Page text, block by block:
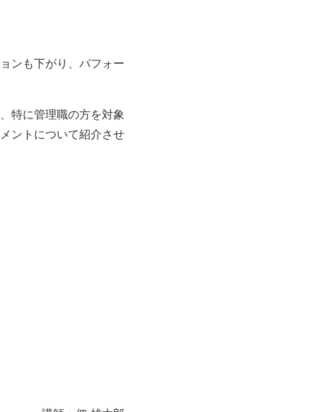
ンも下がり、パフォー
特に管理職の方を対象
ントについて紹介させ